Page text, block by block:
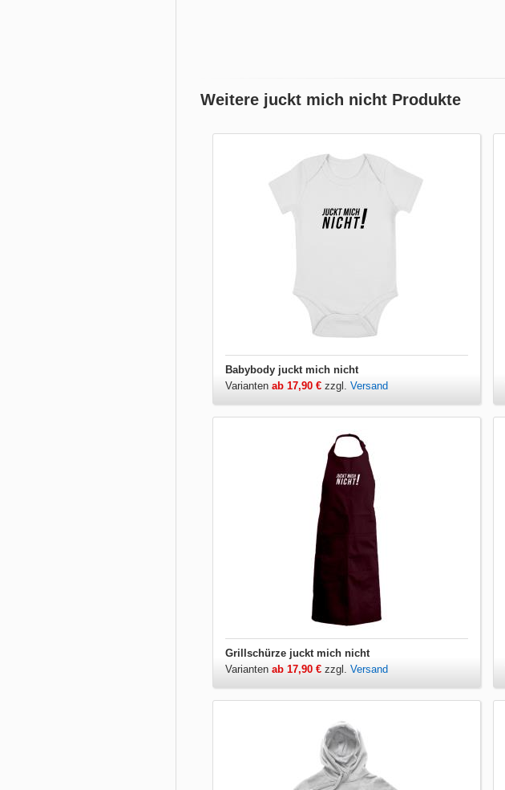
Weitere juckt mich nicht Produkte
Babybody juckt mich nicht
Varianten ab 17,90 € zzgl. Versand
Grillschürze juckt mich nicht
Varianten ab 17,90 € zzgl. Versand